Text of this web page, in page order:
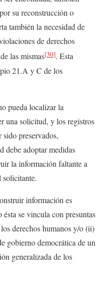
su reconstrucción o
también la necesidad de
de derechos
las mismas[30]. Esta
21.A y C de los
pueda localizar la
una solicitud, y los registros
preservados,
debe adoptar medidas
la información faltante a
solicitante.
información es
se vincula con presuntas
derechos humanos y/o (ii)
gobierno democrática de un
generalizada de los